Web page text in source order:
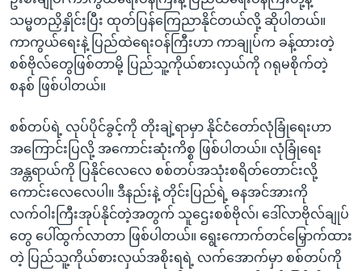
သမ္မတညှိနှိုင်းပြီး ထုတ်ပြန်ကြေညာနိုင်တယ်လို့ ဆိုပါတယ်။
ကာကွယ်ရေးနဲ့ ပြည်ထဲရေးဝန်ကြီးဟာ ကာချုပ်က ခန့်ထားတဲ့
စစ်ဗိုလ်တွေဖြစ်တာမို့ ပြည်သူ့ကိုယ်စားလှယ်ကို ဂရုမစိုက်တဲ့
စနစ် ဖြစ်ပါတယ်။
စစ်တပ်ရဲ့ လုပ်ပိုင်ခွင့်ကို တိုးချဲ့ရာမှာ နိုင်ငံတော်လုံခြုံရေးဟာ
အကြောင်းပြလို့ အကောင်းဆုံးကိစ္စ ဖြစ်ပါတယ်။ လုံခြုံရေး
အန္တရာယ်ကို ပြနိုင်လေလေ စစ်တပ်အသုံးစရိတ်တောင်းလို့
ကောင်းလေလေပါ။ ဒီနည်းနဲ့ တိုင်းပြည်ရဲ့ ဓနအင်အားကို
လက်ဝါးကြီးအုပ်နိုင်တဲ့အတွက် သူဌေးစစ်ဗိုလ်၊ ဒေါ်လာဗိုလ်ချုပ်
တွေ ပေါ်ထွက်လာတာ ဖြစ်ပါတယ်။ ရွေးကောက်တင်မြှောက်ထား
တဲ့ ပြည်သူ့ကိုယ်စားလှယ်အစိုးရရဲ့ လက်အောက်မှာ စစ်တပ်ကို